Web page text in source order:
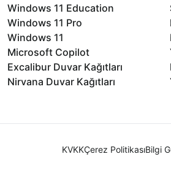
Windows 11 Education
Windows 11 Pro
Windows 11
Microsoft Copilot
Excalibur Duvar Kağıtları
Nirvana Duvar Kağıtları
KVKKÇerez PolitikasıBilgi